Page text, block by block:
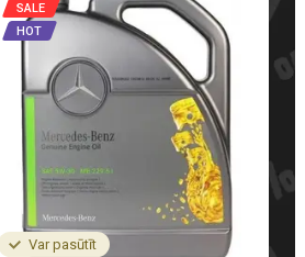
Var pasūtīt
SALE
HOT